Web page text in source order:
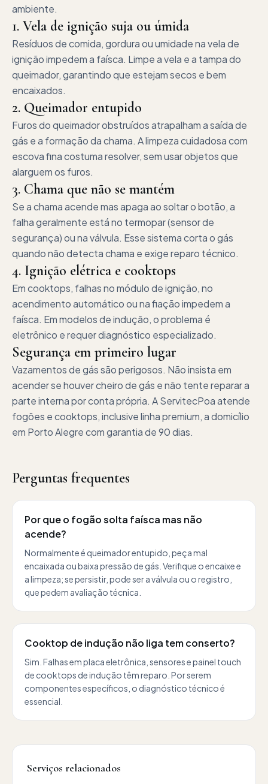
ambiente.
1. Vela de ignição suja ou úmida
Resíduos de comida, gordura ou umidade na vela de
ignição impedem a faísca. Limpe a vela e a tampa do
queimador, garantindo que estejam secos e bem
encaixados.
2. Queimador entupido
Furos do queimador obstruídos atrapalham a saída de
gás e a formação da chama. A limpeza cuidadosa com
escova fina costuma resolver, sem usar objetos que
alarguem os furos.
3. Chama que não se mantém
Se a chama acende mas apaga ao soltar o botão, a
falha geralmente está no termopar (sensor de
segurança) ou na válvula. Esse sistema corta o gás
quando não detecta chama e exige reparo técnico.
4. Ignição elétrica e cooktops
Em cooktops, falhas no módulo de ignição, no
acendimento automático ou na fiação impedem a
faísca. Em modelos de indução, o problema é
eletrônico e requer diagnóstico especializado.
Segurança em primeiro lugar
Vazamentos de gás são perigosos. Não insista em
acender se houver cheiro de gás e não tente reparar a
parte interna por conta própria. A ServitecPoa atende
fogões e cooktops, inclusive linha premium, a domicílio
em Porto Alegre com garantia de 90 dias.
Perguntas frequentes
Por que o fogão solta faísca mas não
acende?
Normalmente é queimador entupido, peça mal
encaixada ou baixa pressão de gás. Verifique o encaixe e
a limpeza; se persistir, pode ser a válvula ou o registro,
que pedem avaliação técnica.
Cooktop de indução não liga tem conserto?
Sim. Falhas em placa eletrônica, sensores e painel touch
de cooktops de indução têm reparo. Por serem
componentes específicos, o diagnóstico técnico é
essencial.
Serviços relacionados